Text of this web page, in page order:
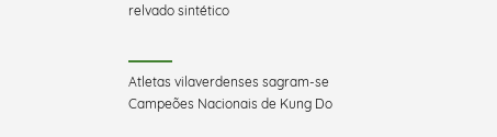
relvado sintético
Atletas vilaverdenses sagram-se
Campeões Nacionais de Kung Do